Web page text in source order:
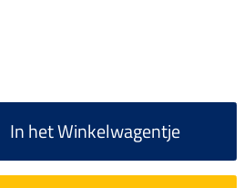
In het Winkelwagentje